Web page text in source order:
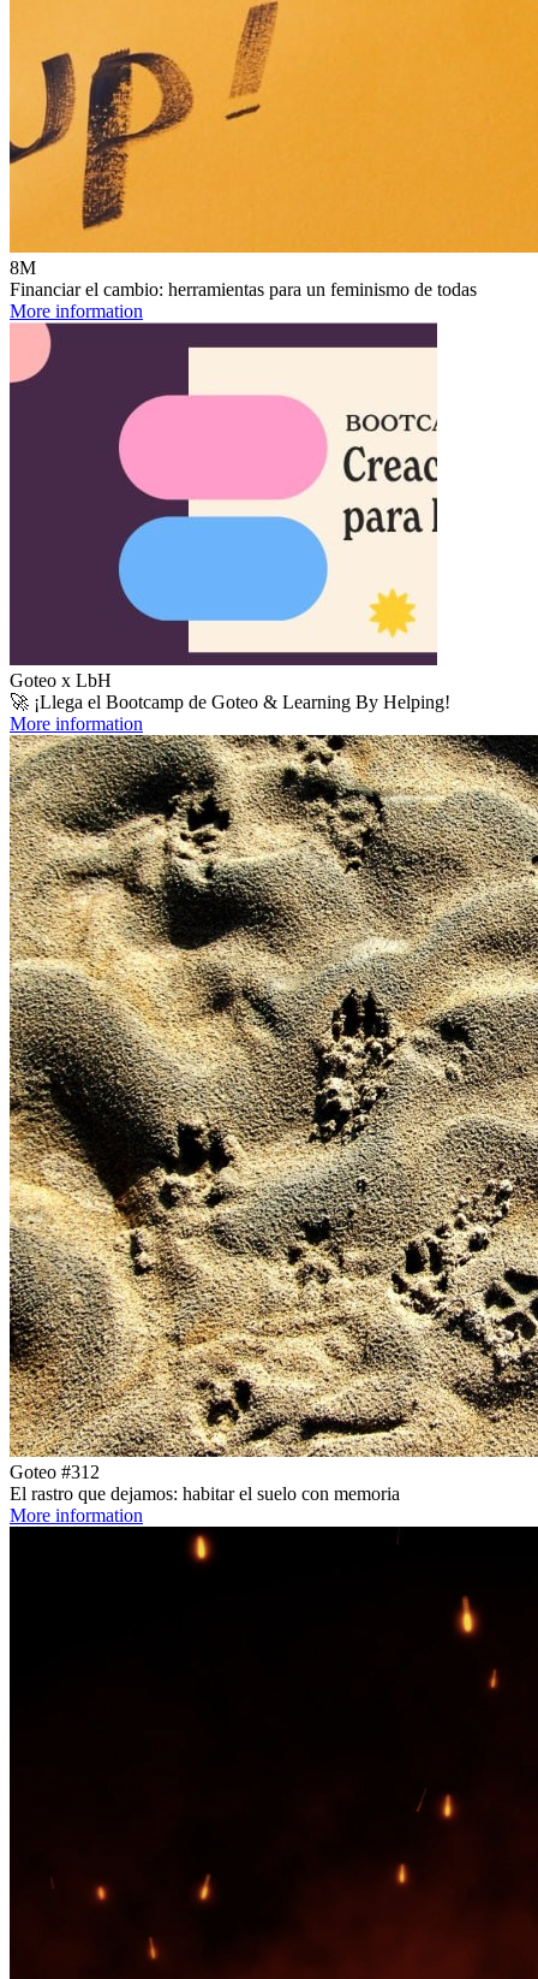
8M
Financiar el cambio: herramientas para un feminismo de todas
More information
Goteo x LbH
🚀 ¡Llega el Bootcamp de Goteo & Learning By Helping!
More information
Goteo #312
El rastro que dejamos: habitar el suelo con memoria
More information